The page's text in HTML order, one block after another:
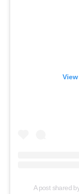
A post shared